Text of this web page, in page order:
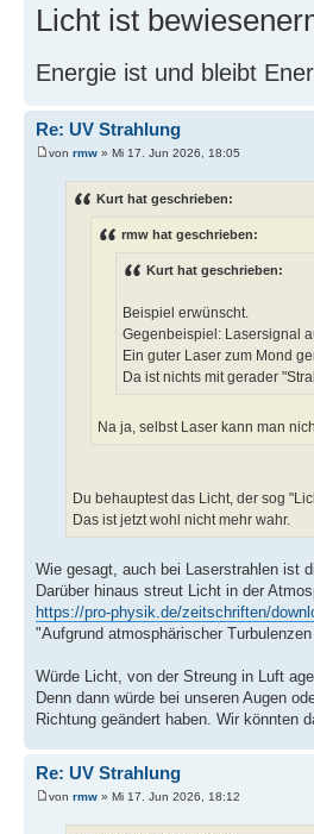
Licht ist
Energie ist und bleibt
Re: UV Strahlung
von rmw » Mi 17. Jun 2026, 18:05
Kurt hat geschrieben:
rmw hat geschrieben:
Kurt hat geschrieben:
Beispiel erwünscht.
Gegenbeispiel: Lasersignal
Ein guter Laser zum Mond
Da ist nichts mit gerader
Na ja, selbst Laser kann man
Du behauptest das Licht, der sog
Das ist jetzt wohl nicht mehr wahr.
Wie gesagt, auch bei Laserstrahlen ist
Darüber hinaus streut Licht in der
https://pro-physik.de/zeitschriften/
"Aufgrund atmosphärischer
Würde Licht, von der Streung in Luft
Denn dann würde bei unseren Augen
Richtung geändert haben. Wir könnten
Re: UV Strahlung
von rmw » Mi 17. Jun 2026, 18:12